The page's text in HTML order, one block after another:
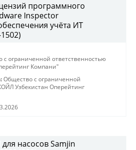
программного
Inspector
учёта ИТ
с ограниченной ответственностью
Компани"
Общество с ограниченной
Узбекистан Оперейтинг
насосов Samjin